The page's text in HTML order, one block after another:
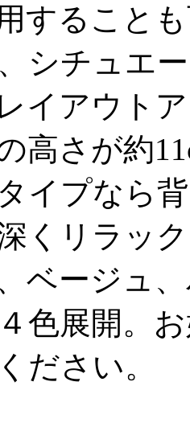
すること
シチュエ
イアウト
高さが約
イプなら
くリラッ
ベージュ
色展開。
ださい。